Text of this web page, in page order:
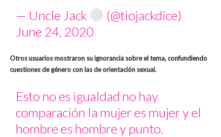
— Uncle Jack
(@tiojackdice)
June 24, 2020
Otros usuarios mostraron su ignorancia sobre el tema, confundiendo
cuestiones de género con las de orientación sexual.
Esto no es igualdad no hay
comparación la mujer es mujer y el
hombre es hombre y punto.